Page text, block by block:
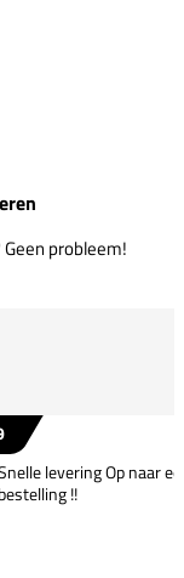
probleem!
levering Op naar
bestelling !!